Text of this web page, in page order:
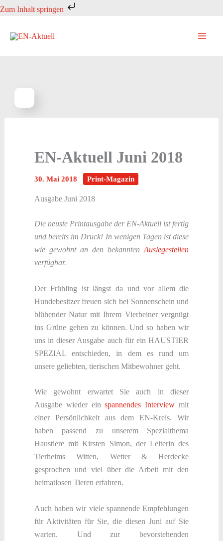
Zum Inhalt springen
Zum
springen
EN-Aktuell Juni 2018
30. Mai 2018 Print-Magazin
Ausgabe Juni 2018
Die neuste Printausgabe der EN-Aktuell ist fertig
und bereits im Druck! In wenigen Tagen ist diese
wie gewohnt an den bekanntenAuslegestellen
verfügbar.
Der Frühling ist längst da und vor allem die
Hundebesitzer freuen sich bei Sonnenschein und
blühender Natur mit Ihrem Vierbeiner vergnügt
ins Grüne gehen zu können. Und so haben wir
uns in dieser Ausgabe auch für ein HAUSTIER
SPEZIAL entschieden, in dem es rund um
unsere geliebten, tierischen Mitbewohner geht.
Wie gewohnt erwartet Sie auch in dieser
Ausgabe wieder einspannendes Interview mit
einer Persönlichkeit aus dem EN-Kreis. Wir
haben passend zu unserem Spezialthema
Haustiere mit Kirsten Simon, der Leiterin des
Tierheims Witten, Wetter & Herdecke
gesprochen und viel über die Arbeit mit den
heimatlosen Tieren erfahren.
Auch haben wir viele spannende Empfehlungen
für Aktivitäten für Sie, die diesen Juni auf Sie
warten. Und zur bevorstehenden